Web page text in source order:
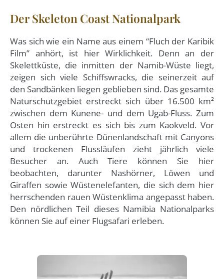
Der Skeleton Coast Nationalpark
Was sich wie ein Name aus einem “Fluch der Karibik
Film” anhört, ist hier Wirklichkeit. Denn an der
Skelettküste, die inmitten der Namib-Wüste liegt,
zeigen sich viele Schiffswracks, die seinerzeit auf
den Sandbänken liegen geblieben sind. Das gesamte
Naturschutzgebiet erstreckt sich über 16.500 km²
zwischen dem Kunene- und dem Ugab-Fluss. Zum
Osten hin erstreckt es sich bis zum Kaokveld. Vor
allem die unberührte Dünenlandschaft mit Canyons
und trockenen Flussläufen zieht jährlich viele
Besucher an. Auch Tiere können Sie hier
beobachten, darunter Nashörner, Löwen und
Giraffen sowie Wüstenelefanten, die sich dem hier
herrschenden rauen Wüstenklima angepasst haben.
Den nördlichen Teil dieses Namibia Nationalparks
können Sie auf einer Flugsafari erleben.